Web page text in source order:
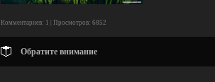
Комментариев: 1 | Просмотров: 6852
Обратите внимание